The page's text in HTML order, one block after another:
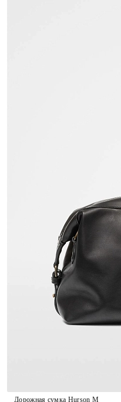
Дорожная сумка Hurson M